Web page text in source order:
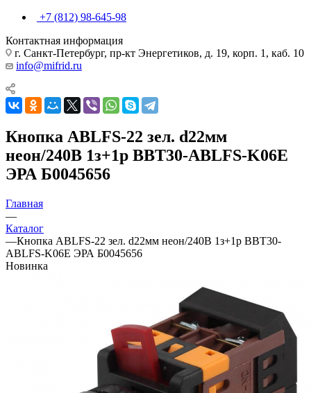
+7 (812) 98-645-98
Контактная информация
г. Санкт-Петербург, пр-кт Энергетиков, д. 19, корп. 1, каб. 10
info@mifrid.ru
Кнопка ABLFS-22 зел. d22мм
неон/240В 1з+1р BBT30-ABLFS-K06E
ЭРА Б0045656
Главная
—
Каталог
—Кнопка ABLFS-22 зел. d22мм неон/240В 1з+1р BBT30-
ABLFS-K06E ЭРА Б0045656
Новинка